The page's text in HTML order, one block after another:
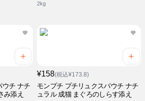
2kg
ウチ ナチ
み添え
¥158(税込¥173.8)
モンプチ プチリュクスパウチ ナチ
ュラル 成猫 まぐろのしらす添え